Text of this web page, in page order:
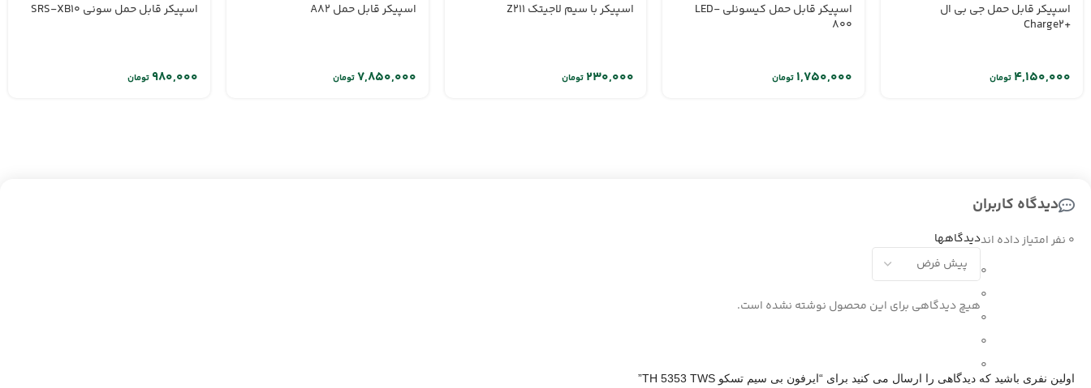
اسپیکر قابل حمل جی بی ال
+Charge2
تومان
اسپیکر قابل حمل کیسونلی LED-
800
تومان
اسپیکر با سیم لاجیتک Z211
تومان
اسپیکر قابل حمل A82
تومان
اسپیکر قابل حمل سونی SRS-XB10
تومان
دیدگاه کاربران
0 نفر امتیاز داده اند
0
0
0
0
0
دیدگاهها
هیچ دیدگاهی برای این محصول نوشته نشده است.
اولین نفری باشید که دیدگاهی را ارسال می کنید برای “ایرفون بی سیم تسکو TH 5353 TWS”